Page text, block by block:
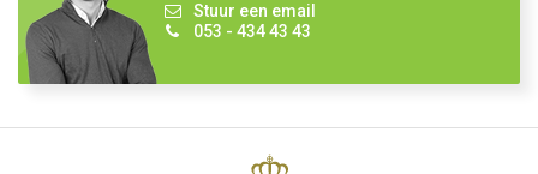
Stuur een email
053 - 434 43 43